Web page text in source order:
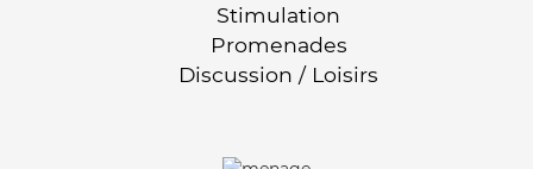
Stimulation
Promenades
Discussion / Loisirs